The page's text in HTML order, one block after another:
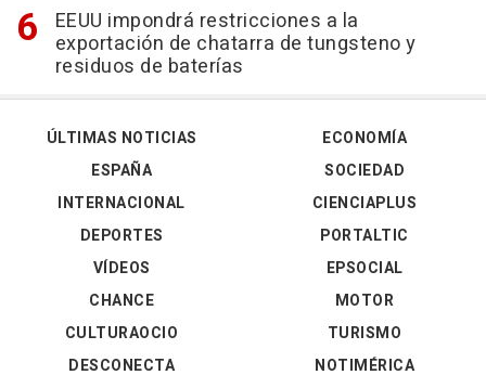
EEUU impondrá restricciones a la
exportación de chatarra de tungsteno y
residuos de baterías
ÚLTIMAS NOTICIAS
ESPAÑA
INTERNACIONAL
DEPORTES
VÍDEOS
ECONOMÍA
SOCIEDAD
CIENCIAPLUS
PORTALTIC
EPSOCIAL
CHANCE
CULTURAOCIO
DESCONECTA
MOTOR
TURISMO
NOTIMÉRICA